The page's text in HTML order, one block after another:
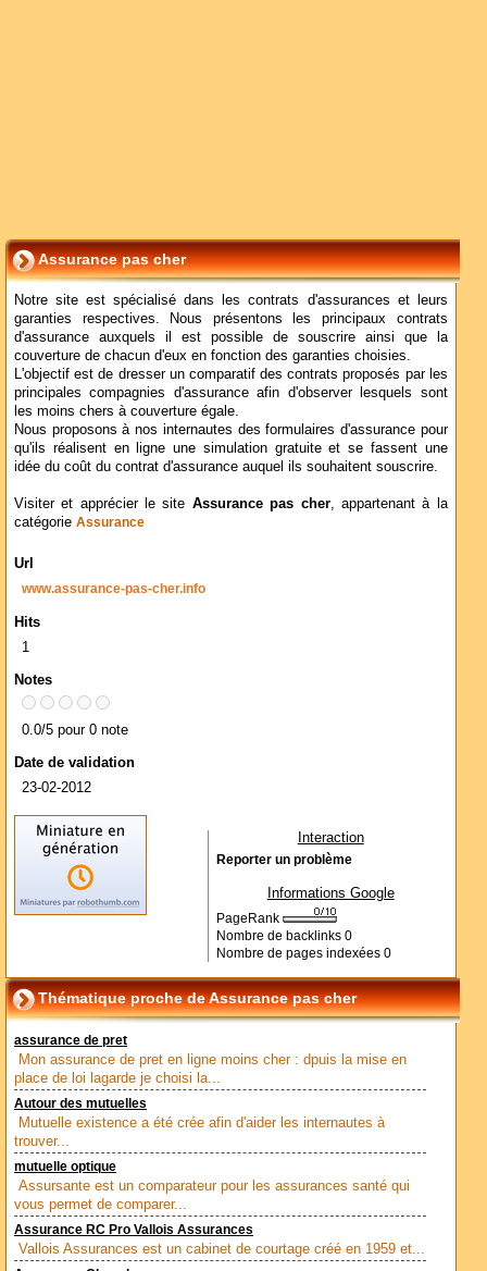
Assurance pas cher
Notre site est spécialisé dans les contrats d'assurances et leurs
garanties respectives. Nous présentons les principaux contrats
d'assurance auxquels il est possible de souscrire ainsi que la
couverture de chacun d'eux en fonction des garanties choisies.
L'objectif est de dresser un comparatif des contrats proposés par les
principales compagnies d'assurance afin d'observer lesquels sont
les moins chers à couverture égale.
Nous proposons à nos internautes des formulaires d'assurance pour
qu'ils réalisent en ligne une simulation gratuite et se fassent une
idée du coût du contrat d'assurance auquel ils souhaitent souscrire.
Visiter et apprécier le site Assurance pas cher, appartenant à la
catégorie Assurance
Url
www.assurance-pas-cher.info
Hits
1
Notes
0.0/5 pour 0 note
Date de validation
23-02-2012
Interaction
Reporter un problème
Informations Google
PageRank
Nombre de backlinks 0
Nombre de pages indexées 0
Thématique proche de Assurance pas cher
assurance de pret
Mon assurance de pret en ligne moins cher : dpuis la mise en
place de loi lagarde je choisi la...
Autour des mutuelles
Mutuelle existence a été crée afin d'aider les internautes à
trouver...
mutuelle optique
Assursante est un comparateur pour les assurances santé qui
vous permet de comparer...
Assurance RC Pro Vallois Assurances
Vallois Assurances est un cabinet de courtage créé en 1959 et...